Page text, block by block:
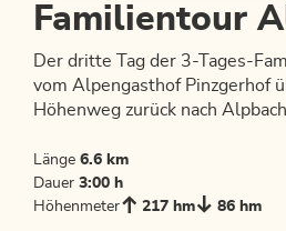
Familientour
Der dritte Tag der 3-Tages-
vom Alpengasthof Pinzgerhof
Höhenweg zurück nach
Länge 6.6 km
Dauer 3:00 h
Höhenmeter
217 hm 86 hm